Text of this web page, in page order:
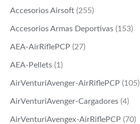
Accesorios Airsoft (255)
Accesorios Armas Deportivas (153)
AEA-AirRiflePCP (27)
AEA-Pellets (1)
AirVenturiAvenger-AirRiflePCP (105)
AirVenturiAvenger-Cargadores (4)
AirVenturiAvengex-AirRiflePCP (70)